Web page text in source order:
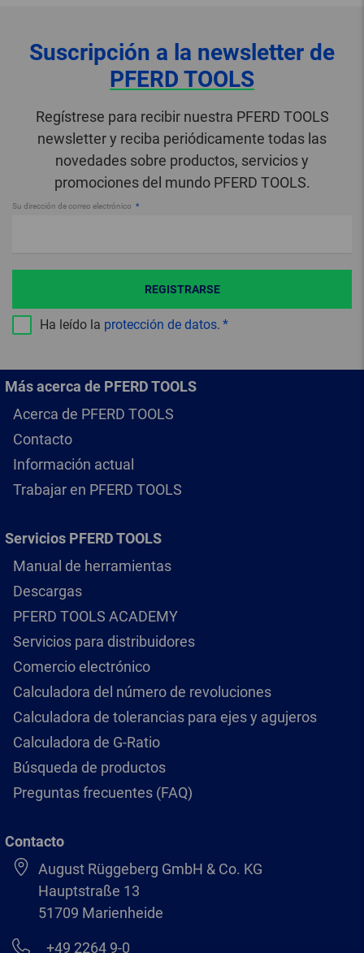
Suscripción a la newsletter de
PFERD TOOLS
Regístrese para recibir nuestra PFERD TOOLS
newsletter y reciba periódicamente todas las
novedades sobre productos, servicios y
promociones del mundo PFERD TOOLS.
Su dirección de correo electrónico
Ha leído la protección de datos.
REGISTRARSE
Más acerca de PFERD TOOLS
Acerca de PFERD TOOLS
Contacto
Información actual
Trabajar en PFERD TOOLS
Servicios PFERD TOOLS
Manual de herramientas
Descargas
PFERD TOOLS ACADEMY
Servicios para distribuidores
Comercio electrónico
Calculadora del número de revoluciones
Calculadora de tolerancias para ejes y agujeros
Calculadora de G-Ratio
Búsqueda de productos
Preguntas frecuentes (FAQ)
Contacto
August Rüggeberg GmbH & Co. KG
Hauptstraße 13
51709 Marienheide
+49 2264 9-0